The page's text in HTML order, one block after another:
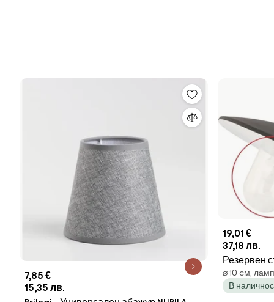
7,85 €
15,35 лв.
19,01 €
37,18 лв.
Резервен
170x100 мм
⌀ 10 cм,
В